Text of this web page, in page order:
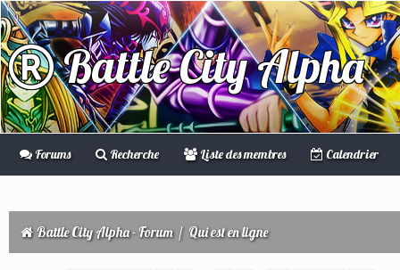
Battle City Alpha
Forums Recherche Liste des membres Calendrier
Battle City Alpha - Forum / Qui est en ligne